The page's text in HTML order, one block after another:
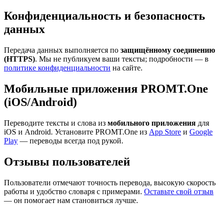
Конфиденциальность и безопасность
данных
Передача данных выполняется по защищённому соединению
(HTTPS). Мы не публикуем ваши тексты; подробности — в
политике конфиденциальности на сайте.
Мобильные приложения PROMT.One
(iOS/Android)
Переводите тексты и слова из мобильного приложения для
iOS и Android. Установите PROMT.One из App Store и Google
Play — переводы всегда под рукой.
Отзывы пользователей
Пользователи отмечают точность перевода, высокую скорость
работы и удобство словаря с примерами. Оставьте свой отзыв
— он помогает нам становиться лучше.